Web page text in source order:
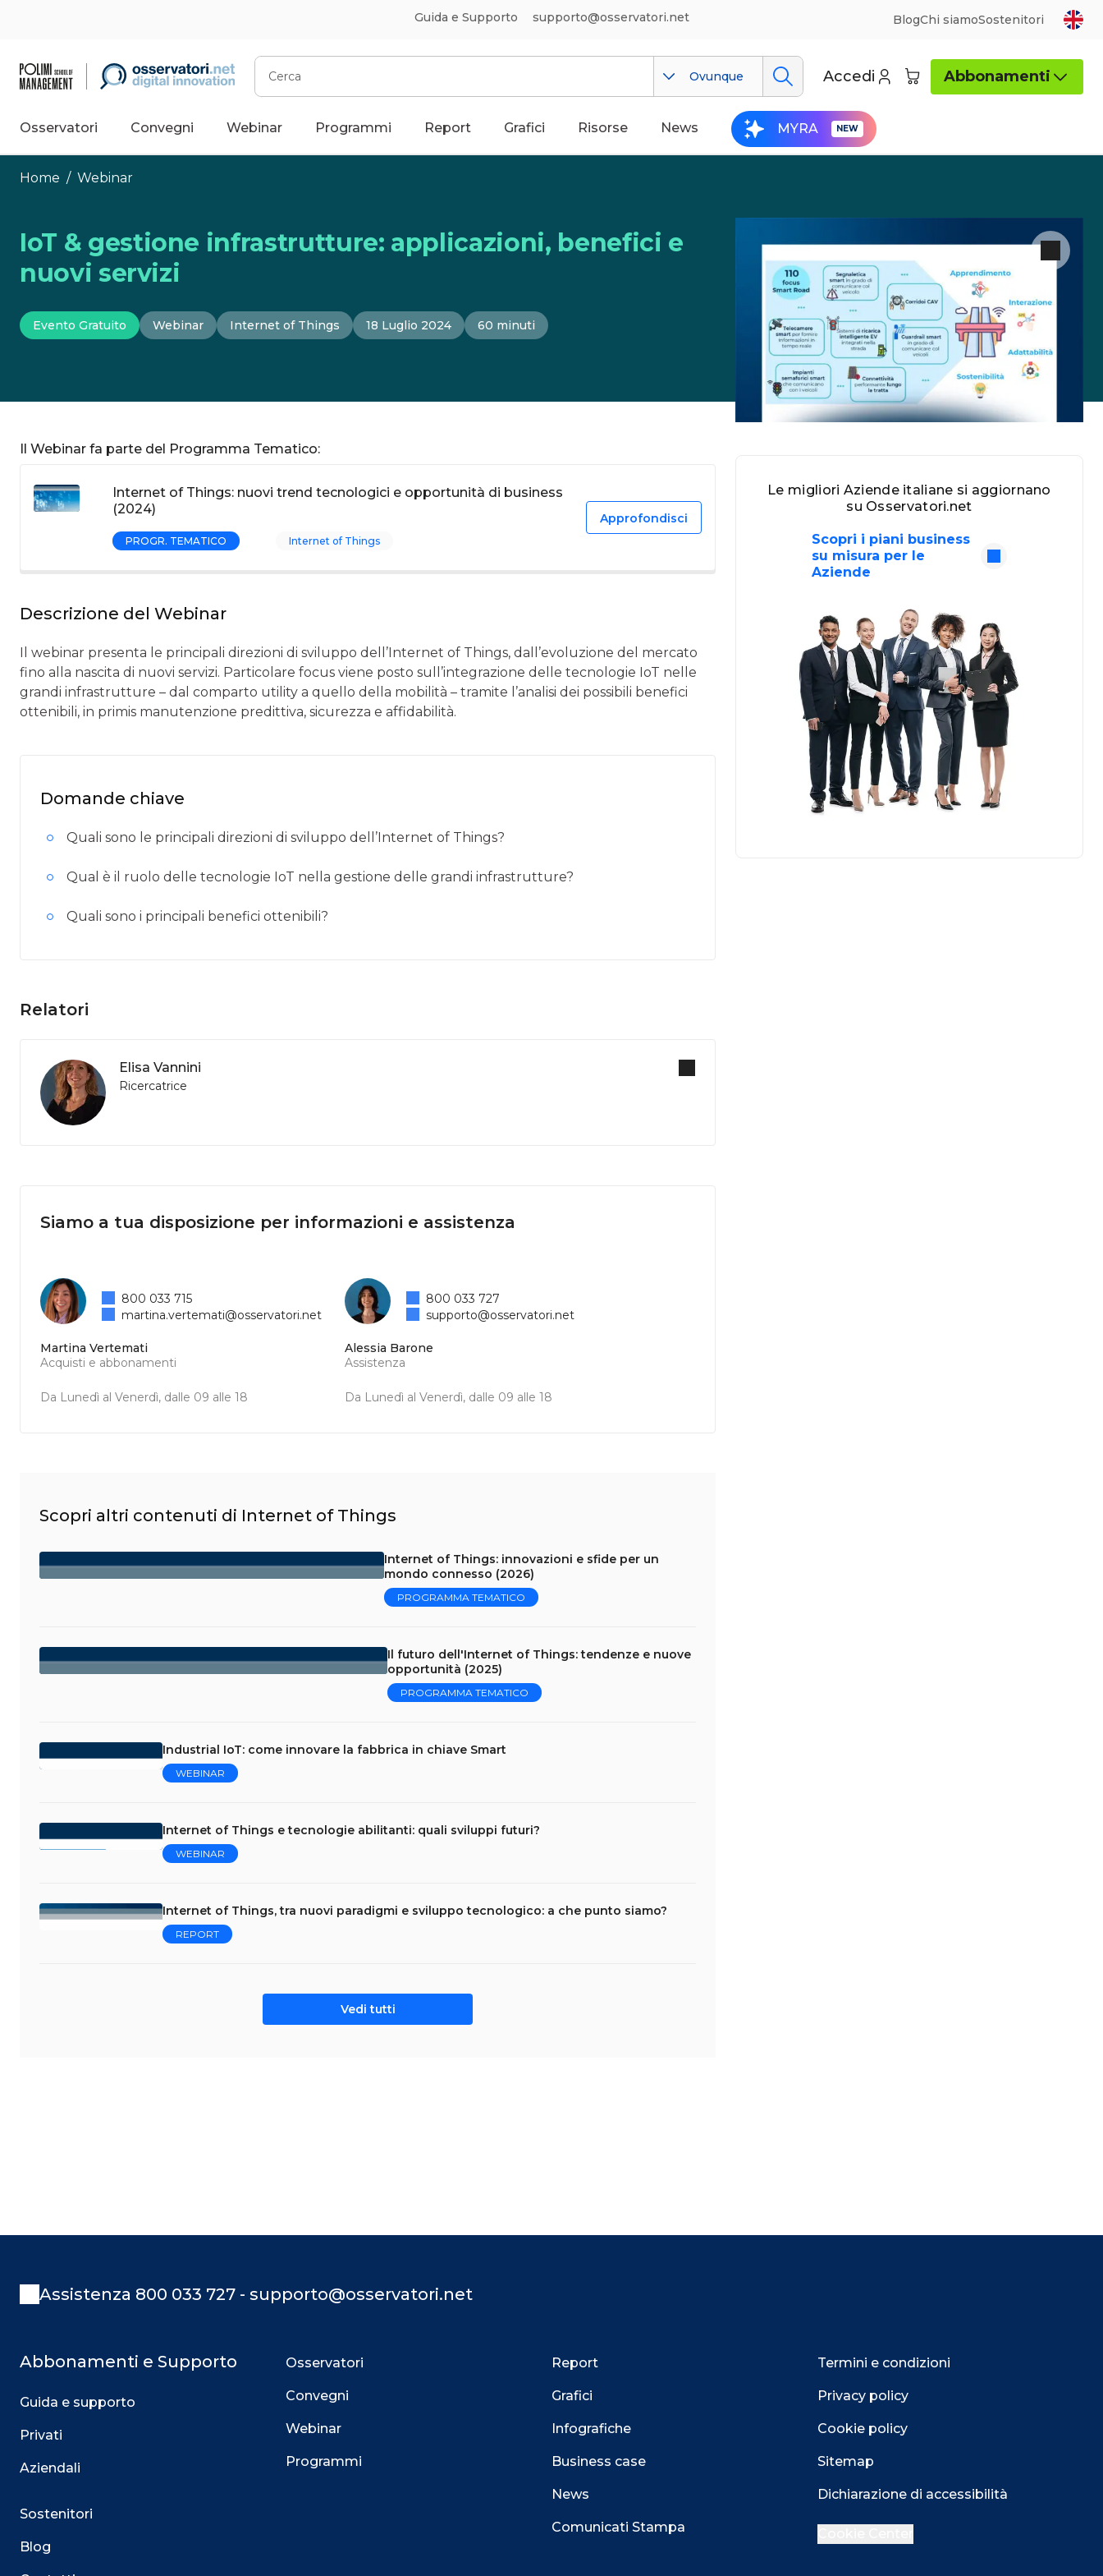
Guida e Supporto supporto@osservatori.net BlogChi siamoSostenitori
Cerca
Ovunque Accedi Abbonamenti
Osservatori Convegni Webinar Programmi Report Grafici Risorse News MYRA
Home / Webinar
IoT & gestione infrastrutture: applicazioni, benefici e
nuovi servizi
Evento Gratuito Webinar Internet of Things 18 Luglio 2024 60 minuti
Il Webinar fa parte del Programma Tematico:
Internet of Things: nuovi trend tecnologici e opportunità di business
(2024)
PROGR. TEMATICO Internet of Things
Approfondisci
Descrizione del Webinar
Il webinar presenta le principali direzioni di sviluppo dell’Internet of Things, dall’evoluzione del mercato
fino alla nascita di nuovi servizi. Particolare focus viene posto sull’integrazione delle tecnologie IoT nelle
grandi infrastrutture – dal comparto utility a quello della mobilità – tramite l’analisi dei possibili benefici
ottenibili, in primis manutenzione predittiva, sicurezza e affidabilità.
Domande chiave
Quali sono le principali direzioni di sviluppo dell’Internet of Things?
Qual è il ruolo delle tecnologie IoT nella gestione delle grandi infrastrutture?
Quali sono i principali benefici ottenibili?
Relatori
Elisa Vannini
Ricercatrice
Siamo a tua disposizione per informazioni e assistenza
Martina Vertemati
Acquisti e abbonamenti
Da Lunedì al Venerdì, dalle 09 alle 18
800 033 715
martina.vertemati@osservatori.net
Alessia Barone
Assistenza
Da Lunedì al Venerdì, dalle 09 alle 18
800 033 727
supporto@osservatori.net
Scopri altri contenuti di Internet of Things
Internet of Things: innovazioni e sfide per un
mondo connesso (2026)
PROGRAMMA TEMATICO
Il futuro dell'Internet of Things: tendenze e nuove
opportunità (2025)
PROGRAMMA TEMATICO
Industrial IoT: come innovare la fabbrica in chiave Smart
WEBINAR
Internet of Things e tecnologie abilitanti: quali sviluppi futuri?
WEBINAR
Internet of Things, tra nuovi paradigmi e sviluppo tecnologico: a che punto siamo?
REPORT
Vedi tutti
Le migliori Aziende italiane si aggiornano
su Osservatori.net
Scopri i piani business
su misura per le
Aziende
Assistenza 800 033 727 - supporto@osservatori.net
Abbonamenti e Supporto
Guida e supporto
Privati
Aziendali
Sostenitori
Blog
Osservatori
Convegni
Webinar
Programmi
Report
Grafici
Infografiche
Business case
News
Comunicati Stampa
Termini e condizioni
Privacy policy
Cookie policy
Sitemap
Dichiarazione di accessibilità